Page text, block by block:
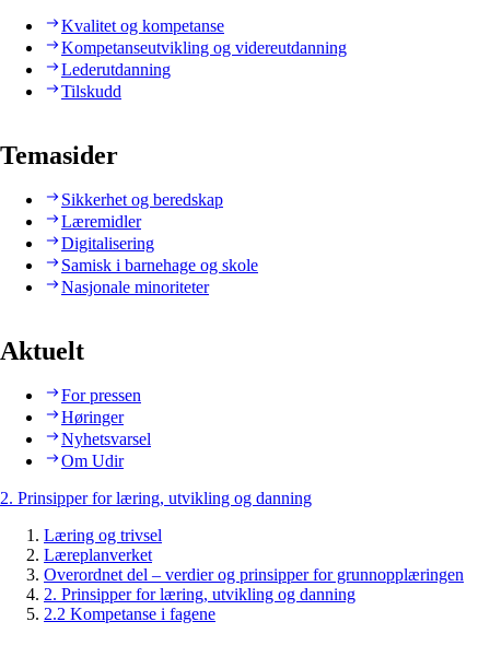
Kvalitet og kompetanse
Kompetanseutvikling og videreutdanning
Lederutdanning
Tilskudd
Temasider
Sikkerhet og beredskap
Læremidler
Digitalisering
Samisk i barnehage og skole
Nasjonale minoriteter
Aktuelt
For pressen
Høringer
Nyhetsvarsel
Om Udir
2. Prinsipper for læring, utvikling og danning
Læring og trivsel
Læreplanverket
Overordnet del – verdier og prinsipper for grunnopplæringen
2. Prinsipper for læring, utvikling og danning
2.2 Kompetanse i fagene